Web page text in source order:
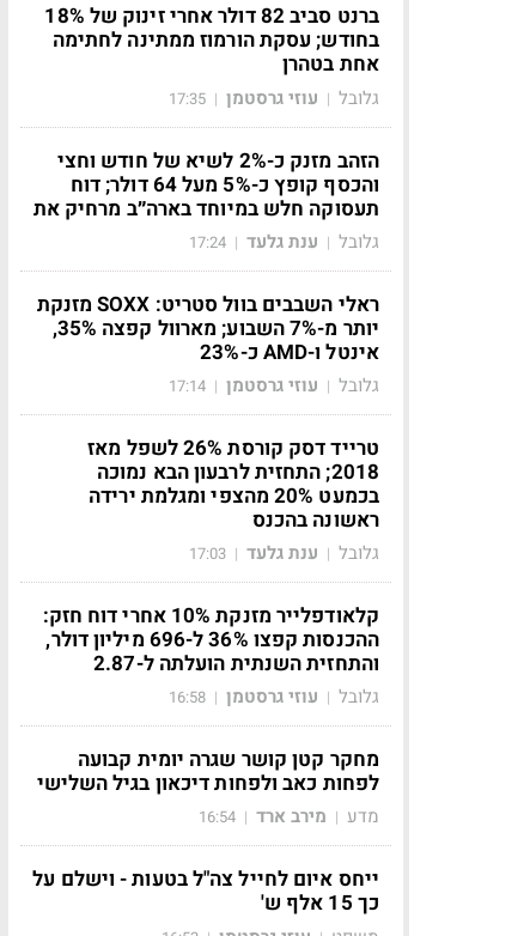
ברנט סביב 82 דולר אחרי זינוק של 18%
בחודש; עסקת הורמוז ממתינה לחתימה
אחת בטהרן
גלובל | עוזי גרסטמן |
17:35
הזהב מזנק כ-2% לשיא של חודש וחצי
והכסף קופץ כ-5% מעל 64 דולר; דוח
תעסוקה חלש במיוחד בארה״ב מרחיק את
גלובל | ענת גלעד |
17:24
ראלי השבבים בוול סטריט: SOXX מזנקת
יותר מ-7% השבוע; מארוול קפצה 35%,
אינטל ו-AMD כ-23%
גלובל | עוזי גרסטמן |
17:14
טרייד דסק קורסת 26% לשפל מאז
2018; התחזית לרבעון הבא נמוכה
בכמעט 20% מהצפי ומגלמת ירידה
ראשונה בהכנס
גלובל | ענת גלעד |
17:03
קלאודפלייר מזנקת 10% אחרי דוח חזק:
ההכנסות קפצו 36% ל-696 מיליון דולר,
והתחזית השנתית הועלתה ל-2.87
גלובל | עוזי גרסטמן |
16:58
מחקר קטן קושר שגרה יומית קבועה
לפחות כאב ולפחות דיכאון בגיל השלישי
מדע | מירב ארד |
16:54
ייחס איום לחייל צה"ל בטעות - וישלם על
כך 15 אלף ש'